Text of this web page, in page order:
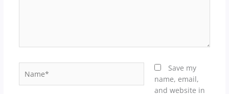
Save my
name, email,
and website in